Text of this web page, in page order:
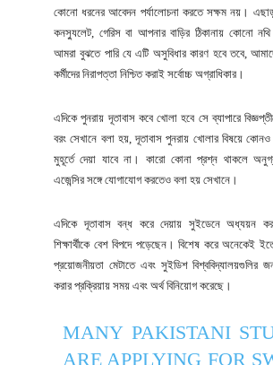
কোনো ধরনের আবেদন পর্যালোচনা করতে সক্ষম নয়।
কনস্যুলেট, গেরিস বা আপনার বাড়ির ঠিকানায় কোনো নথি
আমরা বুঝতে পারি যে এটি অসুবিধার কারণ হবে তবে,
কর্মীদের নিরাপত্তা নিশ্চিত করাই সর্বোচ্চ অগ্রাধিকার।
এদিকে পুনরায় দূতাবাস কবে খোলা হবে সে ব্যাপারে
বরং সেখানে বলা হয়, দূতাবাস পুনরায় খোলার বিষয়ে
মুহূর্তে দেয়া যাবে না। কারো কোনা প্রশ্ন থাকলে
এজেন্সির সঙ্গে যোগাযোগ করতেও বলা হয় সেখানে।
এদিকে দূতাবাস বন্ধ করে দেয়ায় সুইডেনে অধ্যয়ন
শিক্ষার্থীকে বেশ বিপদে পড়েছেন। বিশেষ করে অনেকেই
প্রয়োজনীয়তা মেটাতে এবং সুইডিশ
করার প্রক্রিয়ায় সময় এবং অর্থ বিনিয়োগ করেছে।
MANY PAKISTANI
ARE APPLYING FOR